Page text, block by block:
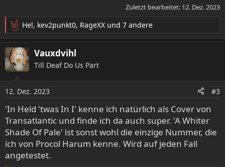
Zuletzt bearbeitet: 12. Dez. 2023
R
e
a
k
t
n
e
n
:
Hel, kev2punkt0, RageXX und 7 andere
Vauxdvihl
Till Deaf Do Us Part
12. Dez. 2023 #3
'In Held 'twas In I' kenne ich natürlich als Cover von
Transatlantic und finde ich da auch super. 'A Whiter
Shade Of Pale' ist sonst wohl die einzige Nummer, die
ich von Procol Harum kenne. Wird auf jeden Fall
angetestet.